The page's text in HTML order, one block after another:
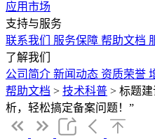
应用市场
支持与服务
联系我们
服务保障 帮助文档
了解我们
公司简介 新闻动态 资质荣誉
帮助文档 > 技术科普 > 标题
析，轻松搞定备案问题！”